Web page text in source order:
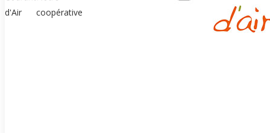
d'Air
coopérative